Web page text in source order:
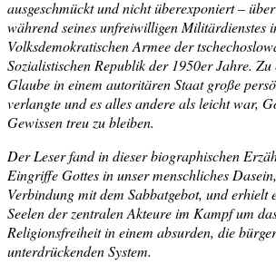
ausgeschmückt und nicht überexponiert –
während seines unfreiwilligen Militärdienstes
Volksdemokratischen Armee der
Sozialistischen Republik der 1950er Jahre.
Glaube in einem autoritären Staat große
verlangteund es alles andere als leichtwar,
Gewissen treu zu bleiben.
Der Leserfandin dieser biographischen
Eingriffe Gottes in unser menschliches
Verbindung mit dem Sabbatgebot, underhielt
Seelen der zentralen Akteure im Kampf um
Religionsfreiheit in einem absurden, die
unterdrückenden System.